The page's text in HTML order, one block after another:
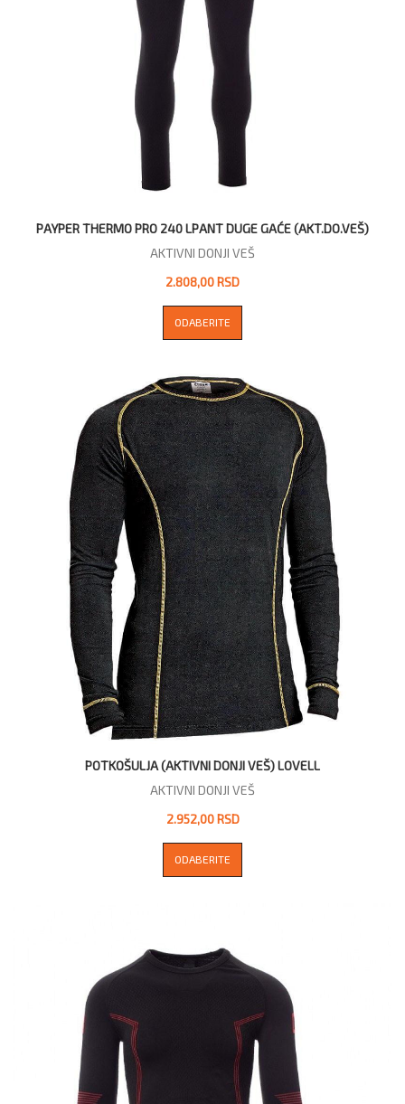
PAYPER THERMO PRO 240 LPANT DUGE GAĆE (AKT.DO.VEŠ)
AKTIVNI DONJI VEŠ
2.808,00 RSD
ODABERITE
POTKOŠULJA (AKTIVNI DONJI VEŠ) LOVELL
AKTIVNI DONJI VEŠ
2.952,00 RSD
ODABERITE